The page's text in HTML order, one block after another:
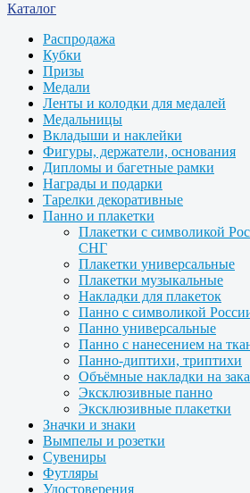
Каталог
Распродажа
Кубки
Призы
Медали
Ленты и колодки для медалей
Медальницы
Вкладыши и наклейки
Фигуры, держатели, основания
Дипломы и багетные рамки
Награды и подарки
Тарелки декоративные
Панно и плакетки
Плакетки с символикой
СНГ
Плакетки универсальные
Плакетки музыкальные
Накладки для плакеток
Панно с символикой
Панно универсальные
Панно с нанесением на
Панно-диптихи, триптихи
Объёмные накладки на
Эксклюзивные панно
Эксклюзивные плакетки
Значки и знаки
Вымпелы и розетки
Сувениры
Футляры
Удостоверения